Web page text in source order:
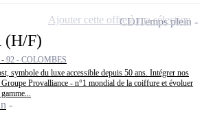
(H/F)
- 92 - COLOMBES
symbole du luxe accessible depuis 50 ans. Intégrer nos
Provalliance - n°1 mondial de la coiffure et évoluer
CDITemps plein
Ajouter cette offre à ma sélection